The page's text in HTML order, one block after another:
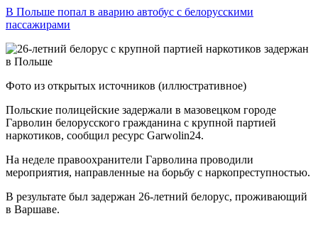
В Польше попал в аварию автобус с белорусскими
пассажирами
Фото из открытых источников (иллюстративное)
Польские полицейские задержали в мазовецком городе
Гарволин белорусского гражданина с крупной партией
наркотиков, сообщил ресурс Garwolin24.
На неделе правоохранители Гарволина проводили
мероприятия, направленные на борьбу с наркопреступностью.
В результате был задержан 26-летний белорус, проживающий
в Варшаве.